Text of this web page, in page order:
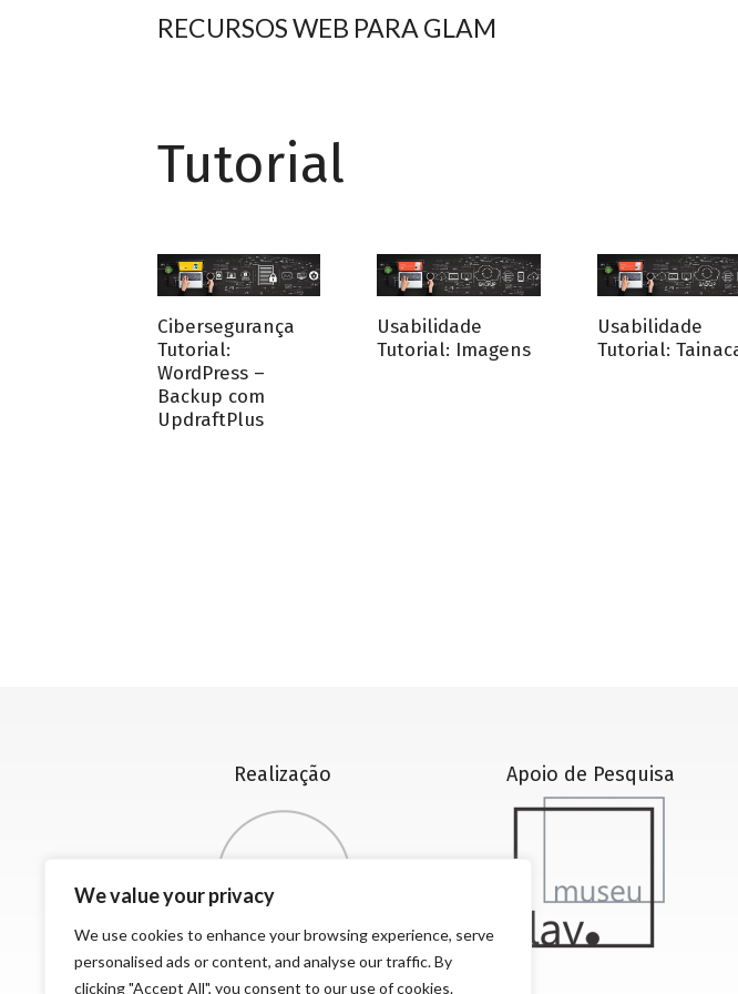
We value your privacy
We use cookies to enhance your browsing experience, serve
personalised ads or content, and analyse our traffic. By
clicking "Accept All", you consent to our use of cookies.
RECURSOS WEB PARA GLAM
Tutorial
Cibersegurança
Tutorial:
WordPress –
Backup com
UpdraftPlus
Usabilidade
Tutorial: Imagens
Usabilidade
Tutorial:
Realização Apoio de Pesquisa